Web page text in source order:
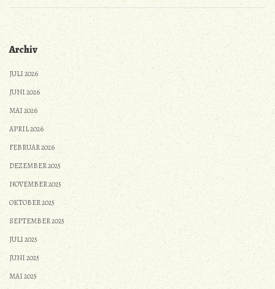
Archiv
JULI 2026
JUNI 2026
MAI 2026
APRIL 2026
FEBRUAR 2026
DEZEMBER 2025
NOVEMBER 2025
OKTOBER 2025
SEPTEMBER 2025
JULI 2025
JUNI 2025
MAI 2025